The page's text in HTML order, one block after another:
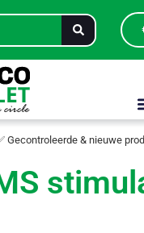
Gecontroleerde & nieuwe